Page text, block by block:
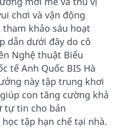
chơi và vận động
khảo sáu hoạt
dẫn dưới đây do cô
Nghệ thuật Biểu
tế Anh Quốc BIS Hà
này tập trung khơi
con tăng cường khả
tự tin cho bản
tập hạn chế tại nhà.